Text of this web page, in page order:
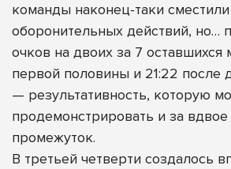
команды наконец-таки
оборонительных действий, но…
очков на двоих за 7 оставшихся
первой половины и 21:22 после
— результативность, которую
продемонстрировать и за
промежуток.
В третьей четверти создалось